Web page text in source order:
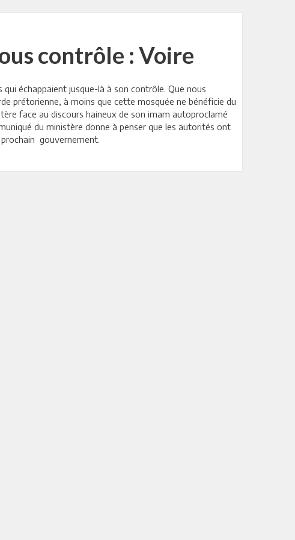
contrôle : Voire
échappaient jusque-là à son contrôle. Que nous
prétorienne, à moins que cette mosquée ne bénéficie du
face au discours haineux de son imam autoproclamé
du ministère donne à penser que les autorités ont
gouvernement.